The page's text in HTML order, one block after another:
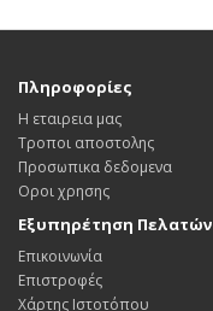
Πληροφορίες
Η εταιρεια μας
Τροποι αποστολης
Προσωπικα δεδομενα
Οροι χρησης
Εξυπηρέτηση Πελατών
Επικοινωνία
Επιστροφές
Χάρτης Ιστοτόπου